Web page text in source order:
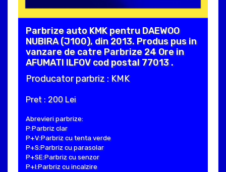
Parbrize auto KMK pentru DAEWOO
NUBIRA (J100), din 2013. Produs pus in
vanzare de catre Parbrize 24 Ore in
AFUMATI ILFOV cod postal 77013 .
Producator parbriz : KMK
Pret : 200 Lei
Abrevieri parbrize:
P:Parbriz clar
P+V:Parbriz cu tenta verde
P+S:Parbriz cu parasolar
P+SE:Parbriz cu senzor
P+I:Parbriz cu incalzire